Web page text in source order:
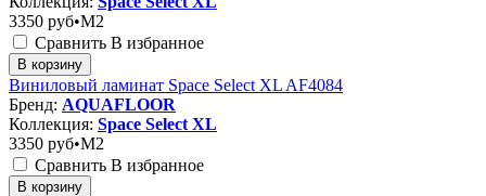
3350 руб•M2
Сравнить В избранное
В корзину
Виниловый ламинат Space Select XL AF4084
Бренд: AQUAFLOOR
Коллекция: Space Select XL
3350 руб•M2
Сравнить В избранное
В корзину